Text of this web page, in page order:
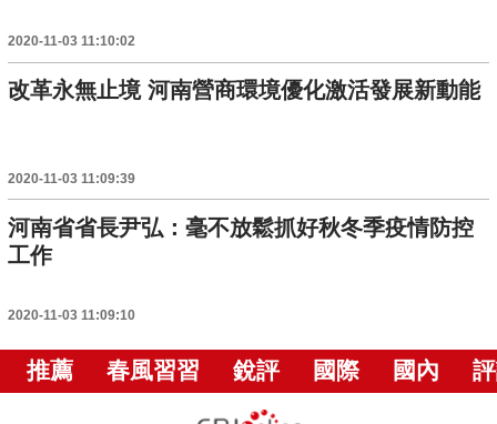
2020-11-03 11:10:02
改革永無止境 河南營商環境優化激活發展新動能
2020-11-03 11:09:39
河南省省長尹弘：毫不放鬆抓好秋冬季疫情防控
工作
2020-11-03 11:09:10
推薦 春風習習 銳評 國際 國內